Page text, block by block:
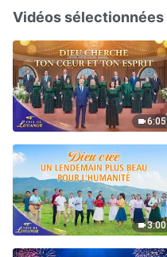
Vidéos sélectionnées
6:05
3:00